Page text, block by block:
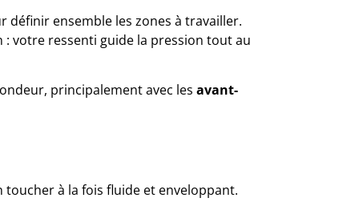
définir ensemble les zones à travailler.
: votre ressenti guide la pression tout au
principalement avec les avant-
toucher à la fois fluide et enveloppant.